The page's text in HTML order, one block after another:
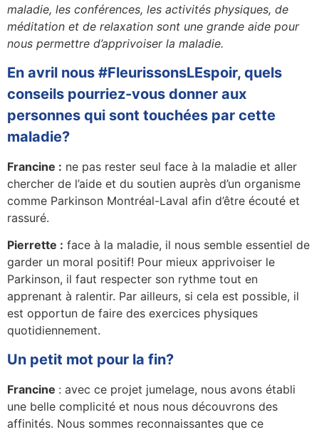
maladie, les conférences, les activités physiques, de
méditation et de relaxation sont une grande aide pour
nous permettre d’apprivoiser la maladie.
En avril nous #FleurissonsLEspoir, quels
conseils pourriez-vous donner aux
personnes qui sont touchées par cette
maladie?
Francine : ne pas rester seul face à la maladie et aller
chercher de l’aide et du soutien auprès d’un organisme
comme Parkinson Montréal-Laval afin d’être écouté et
rassuré.
Pierrette : face à la maladie, il nous semble essentiel de
garder un moral positif! Pour mieux apprivoiser le
Parkinson, il faut respecter son rythme tout en
apprenant à ralentir. Par ailleurs, si cela est possible, il
est opportun de faire des exercices physiques
quotidiennement.
Un petit mot pour la fin?
Francine : avec ce projet jumelage, nous avons établi
une belle complicité et nous nous découvrons des
affinités. Nous sommes reconnaissantes que ce